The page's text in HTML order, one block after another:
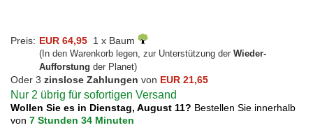
Preis: EUR 64,95 1 x Baum
(In den Warenkorb legen, zur Unterstützung der Wieder-
Aufforstung der Planet)
Oder 3 zinslose Zahlungen von EUR 21,65
Nur 2 übrig für sofortigen Versand
Wollen Sie es in Dienstag, August 11? Bestellen Sie innerhalb
von 7 Stunden 34 Minuten